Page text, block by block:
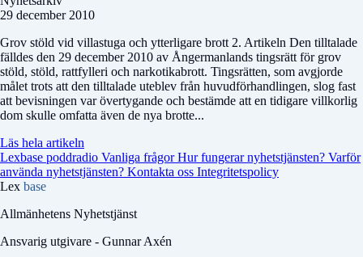
29 december 2010
Grov stöld vid villastuga och ytterligare brott 2. Artikeln Den tilltalade
fälldes den 29 december 2010 av Ångermanlands tingsrätt för grov
stöld, stöld, rattfylleri och narkotikabrott. Tingsrätten, som avgjorde
målet trots att den tilltalade uteblev från huvudförhandlingen, slog fast
att bevisningen var övertygande och bestämde att en tidigare villkorlig
dom skulle omfatta även de nya brotte...
Läs hela artikeln
Lexbase poddradio Vanliga frågorHur fungerar nyhetstjänsten? Varför
använda nyhetstjänsten? Kontakta oss Integritetspolicy
Lex base
Allmänhetens Nyhetstjänst
Ansvarig utgivare - Gunnar Axén